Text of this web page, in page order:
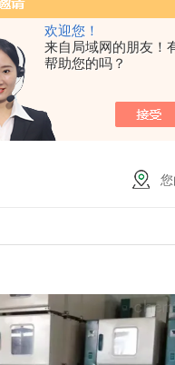
欢迎您！
来自局域网的朋友！
帮助您的吗？
灰分测定马弗炉-郑州安晟